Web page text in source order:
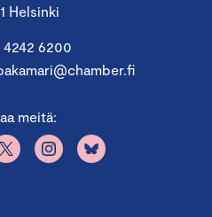
Helsinki
4242 6200
meitä: